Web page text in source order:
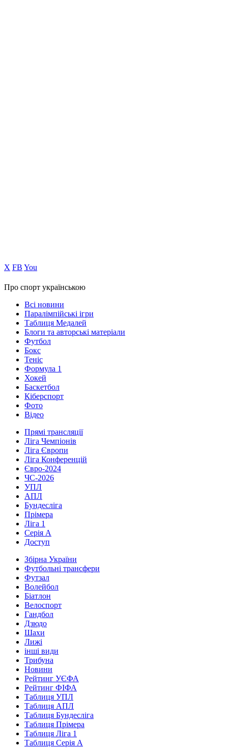
Х FB You
Про спорт українською
Всі новини
Паралімпійські ігри
Таблиця Медалей
Блоги та авторські матеріали
Футбол
Бокс
Теніс
Формула 1
Хокей
Баскетбол
Кіберспорт
Фото
Відео
Прямі трансляції
Ліга Чемпіонів
Ліга Європи
Ліга Конференцій
Євро-2024
ЧС-2026
УПЛ
АПЛ
Бундесліга
Прімера
Ліга 1
Серія А
Доступ
Збірна України
Футбольні трансфери
Футзал
Волейбол
Біатлон
Велоспорт
Гандбол
Дзюдо
Шахи
Лижі
інші види
Трибуна
Новини
Рейтинг УЄФА
Рейтинг ФІФА
Таблиця УПЛ
Таблиця АПЛ
Таблиця Бундесліга
Таблиця Прімера
Таблиця Ліга 1
Таблиця Серія А